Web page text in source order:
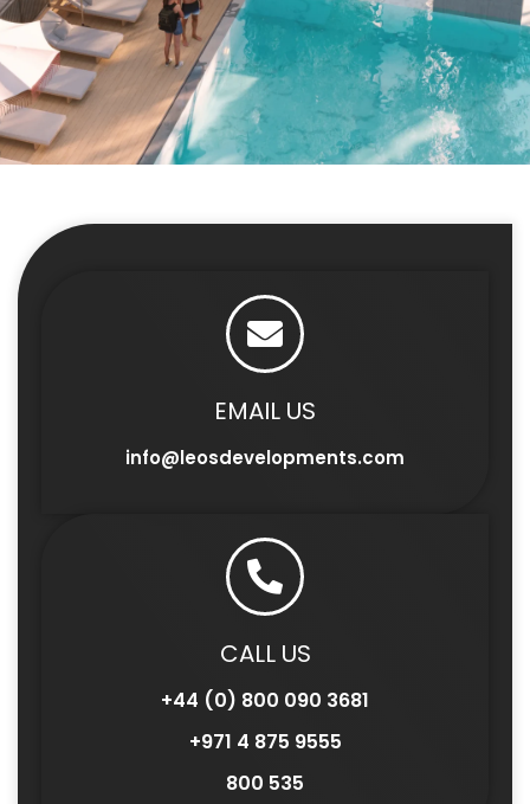
EMAIL US
info@leosdevelopments.com
CALL US
+44 (0) 800 090 3681
+971 4 875 9555
800 535